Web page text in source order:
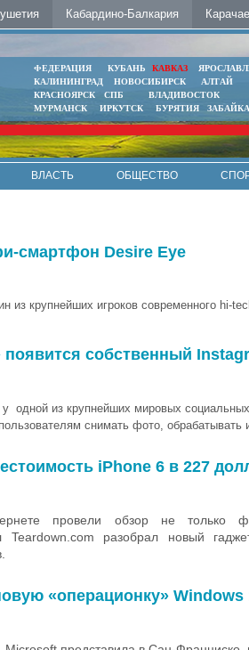
Кабардино-Балкария
ФЕДЕРАЦИЯ КУБАНЬ КАВКАЗ
КАЛИНИНГРАД
НОВОСИБИРСК АЛТАЙ
КРАСНОЯРСК
СПБ ВЛАДИВОСТОК
МУРМАНСК
ИРКУТСК БУРЯТИЯ
ВЛАСТЬ ОБЩЕСТВО
смартфон Desire Eye
из крупнейших игроков современного hi-
появится собственный
одной из крупнейших мировых
снимать фото,
iPhone 6 в 227
провели обзор не только
Teardown com разобрал новый
«операционку» Windows